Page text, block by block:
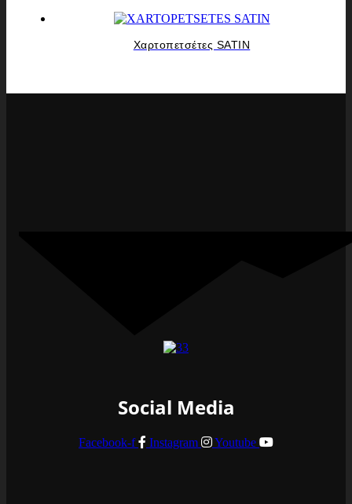
Χαρτοπετσέτες SATIN
Social Media
Facebook-f Instagram Youtube